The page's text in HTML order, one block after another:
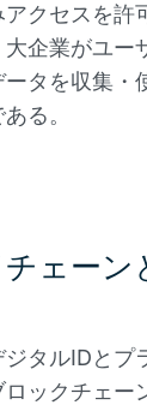
クセスを許
大企業がユー
タを収集・
る。
ェーン
ジタルIDとプ
ックチェー